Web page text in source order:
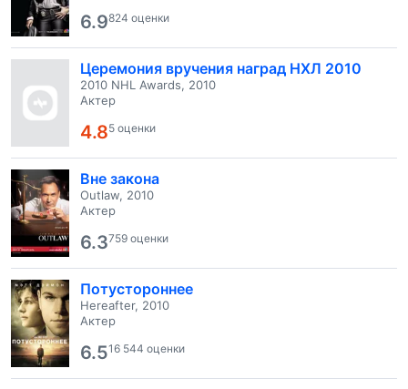
6.9824 оценки
Церемония вручения наград НХЛ 2010
2010 NHL Awards, 2010
Актер
4.85 оценки
Вне закона
Outlaw, 2010
Актер
6.3759 оценки
Потустороннее
Hereafter, 2010
Актер
6.516 544 оценки